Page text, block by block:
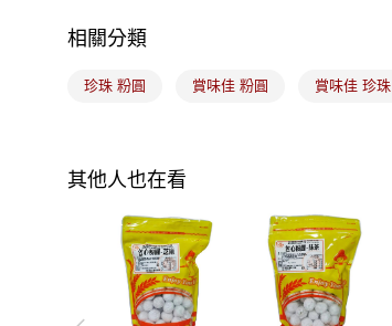
相關分類
珍珠 粉圓 賞味佳 粉圓 賞味佳 珍珠
其他人也在看